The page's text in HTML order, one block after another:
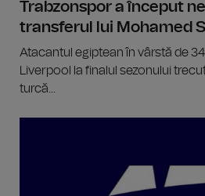
Trabzonspor a început
transferul lui Mohamed
Atacantul egiptean în vârstă de
Liverpool la finalul sezonului
turcă...